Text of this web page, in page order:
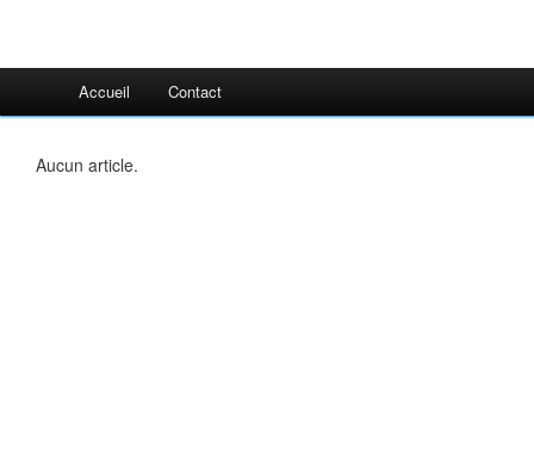
Accueil Contact
Aucun article.